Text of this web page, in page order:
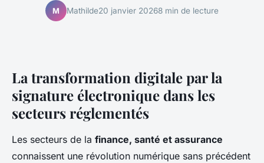
M Mathilde20 janvier 20268 min de lecture
La transformation digitale par la
signature électronique dans les
secteurs réglementés
Les secteurs de la finance, santé et assurance
connaissent une révolution numérique sans précédent